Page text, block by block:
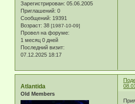
Зарегистрирован: 05.06.2005
Приглашений: 0
Сообщений: 19391
Возраст: 38 [1987-10-09]
Провел на форуме:
1 месяц 0 дней
Последний визит:
07.12.2025 18:17
Atlantida
Old Members